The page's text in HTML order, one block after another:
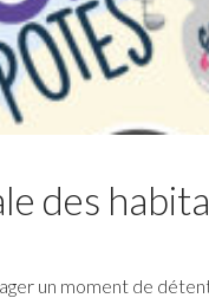
des
un moment de